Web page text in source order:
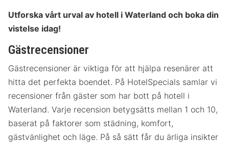
Utforska vårt urval av hotell i Waterland och boka din
vistelse idag!
Gästrecensioner
Gästrecensioner är viktiga för att hjälpa resenärer att
hitta det perfekta boendet. På HotelSpecials samlar vi
recensioner från gäster som har bott på hotell i
Waterland. Varje recension betygsätts mellan 1 och 10,
baserat på faktorer som städning, komfort,
gästvänlighet och läge. På så sätt får du ärliga insikter